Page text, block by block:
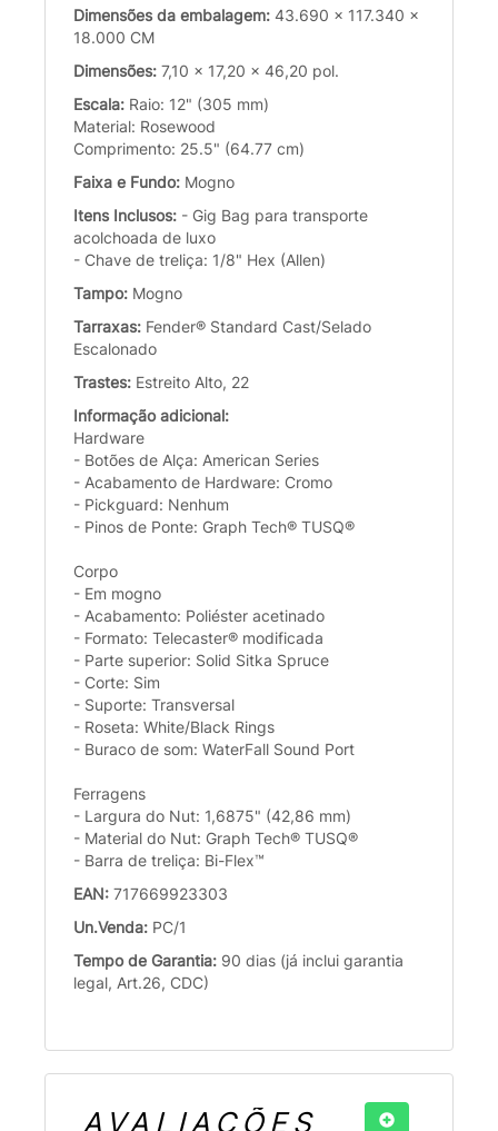
Dimensões da embalagem: 43.690 x 117.340 x
18.000 CM
Dimensões: 7,10 x 17,20 x 46,20 pol.
Escala: Raio: 12" (305 mm)
Material: Rosewood
Comprimento: 25.5" (64.77 cm)
Faixa e Fundo: Mogno
Itens Inclusos: - Gig Bag para transporte
acolchoada de luxo
- Chave de treliça: 1/8" Hex (Allen)
Tampo: Mogno
Tarraxas: Fender® Standard Cast/Selado
Escalonado
Trastes: Estreito Alto, 22
Informação adicional:
Hardware
- Botões de Alça: American Series
- Acabamento de Hardware: Cromo
- Pickguard: Nenhum
- Pinos de Ponte: Graph Tech® TUSQ®
Corpo
- Em mogno
- Acabamento: Poliéster acetinado
- Formato: Telecaster® modificada
- Parte superior: Solid Sitka Spruce
- Corte: Sim
- Suporte: Transversal
- Roseta: White/Black Rings
- Buraco de som: WaterFall Sound Port
Ferragens
- Largura do Nut: 1,6875" (42,86 mm)
- Material do Nut: Graph Tech® TUSQ®
- Barra de treliça: Bi-Flex™
EAN: 717669923303
Un.Venda: PC/1
Tempo de Garantia: 90 dias (já inclui garantia
legal, Art.26, CDC)
AVALIAÇÕES